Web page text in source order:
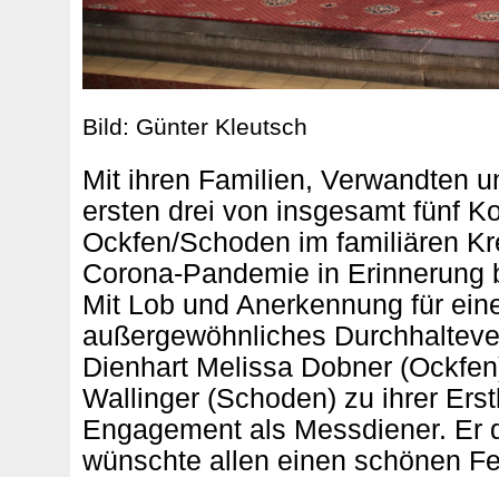
Bild: Günter Kleutsch
Mit ihren Familien, Verwandten
ersten drei von insgesamt fünf
Ockfen/Schoden im familiären
Corona-Pandemie in Erinnerung
Mit Lob und Anerkennung für
außergewöhnliches
Dienhart Melissa Dobner
Wallinger (Schoden) zu ihrer
Engagement als Messdiener. Er
wünschte allen einen schönen